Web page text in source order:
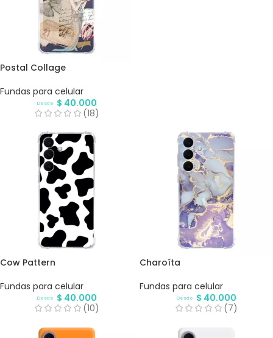
Postal Collage
Fundas para celular
Desde $ 40.000
(18)
Cow Pattern
Fundas para celular
Desde $ 40.000
(10)
Charoíta
Fundas para celular
Desde $ 40.000
(7)